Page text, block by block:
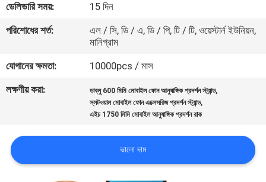
যোগাযোগ
করুন
খবর
সাইট
ম্যাপ
ডেলিভারি সময়:
15 দিন
পরিশোধের শর্ত:
এল / সি, ডি / এ, ডি / পি, টি / টি, ওয়েস্টার্ন ইউনিয়ন,
মানিগ্রাম
যোগানের ক্ষমতা:
10000pcs / মাস
লক্ষণীয় করা:
ডাব্লু 600 মিমি মোবাইল ফোন আনুষাঙ্গিক প্রদর্শন স্ট্যান্ড,
স্লটওয়াল মোবাইল ফোন এক্সেসরিজ প্রদর্শন স্ট্যান্ড,
এইচ 1750 মিমি মোবাইল আনুষাঙ্গিক প্রদর্শন রাক
ভালো দাম